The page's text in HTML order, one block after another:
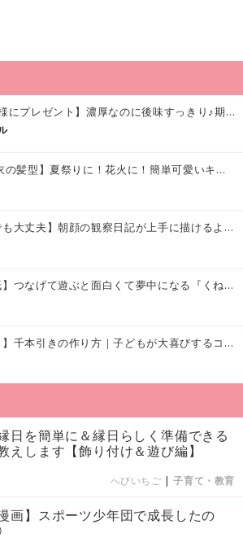
【抽選で3名様にプレゼント】濃厚なのに後味すっきり♪期間限定の「メイトーのなめらかプリン カルピス®入りソース」で夏を味わおう！
【女の子 浴衣の髪型】夏祭りに！花火に！簡単可愛いキッズの浴衣ヘアアレンジまとめ
【絵が苦手でも大丈夫】朝顔の観察日記が上手に描けるようになる方法｜イラスト付き
【簡単折り紙】つなげて遊ぶと面白くて夢中になる『くねくねへびさんの作り方』
【おうち縁日】千本引きの作り方｜子どもが大喜びするコツやアイデア♪
日を簡単に＆縁日らしく準備できる
えします【飾り付け＆遊び編】
へびいちご |子育て・教育
漫画】スポーツ少年団で成長したの